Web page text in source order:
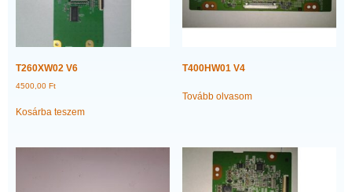
T260XW02 V6
4500,00 Ft
Kosárba teszem
T400HW01 V4
Tovább olvasom